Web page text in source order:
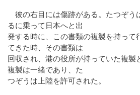
彼の右目には傷跡がある。たつぞう
るに乗って日本へと出
発する時に、この書類の複製を持って
てきた時、その書類は
回収され、港の役所が持っていた複製
複製は一緒であり、た
つぞうは上陸を許可された。